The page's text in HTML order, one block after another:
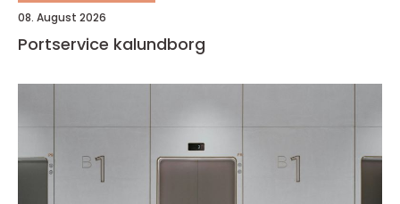
08. August 2026
Portservice kalundborg